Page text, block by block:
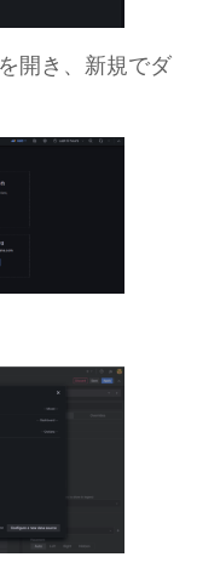
開き、新規でダ